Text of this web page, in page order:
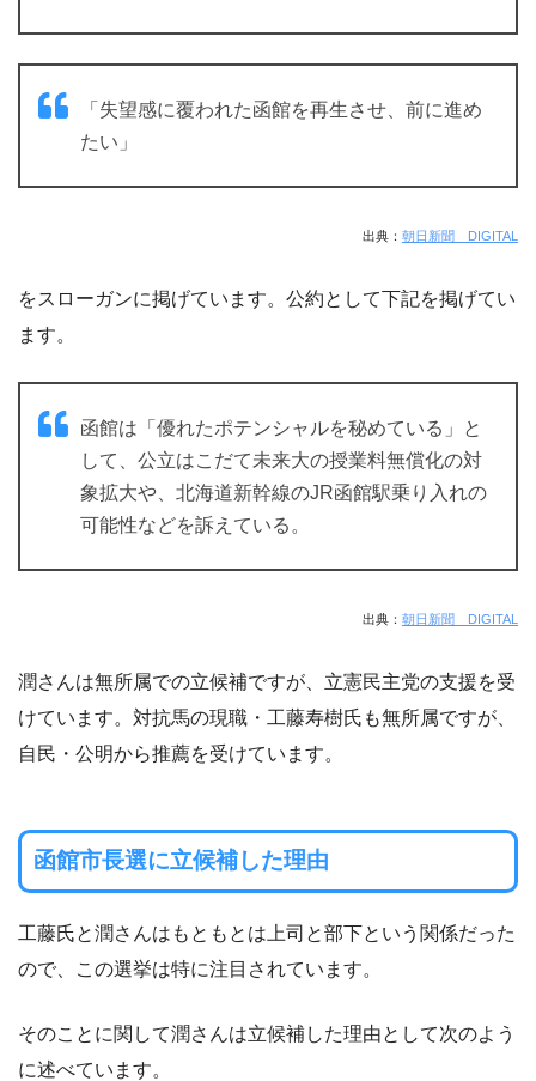
「失望感に覆われた函館を再生させ、前に進め
たい」
出典： 朝日新聞 DIGITAL
をスローガンに掲げています。公約として下記を掲げてい
ます。
函館は「優れたポテンシャルを秘めている」と
して、公立はこだて未来大の授業料無償化の対
象拡大や、北海道新幹線のJR函館駅乗り入れの
可能性などを訴えている。
出典： 朝日新聞 DIGITAL
潤さんは無所属での立候補ですが、立憲民主党の支援を受
けています。対抗馬の現職・工藤寿樹氏も無所属ですが、
自民・公明から推薦を受けています。
函館市長選に立候補した理由
工藤氏と潤さんはもともとは上司と部下という関係だった
ので、この選挙は特に注目されています。
そのことに関して潤さんは立候補した理由として次のよう
に述べています。